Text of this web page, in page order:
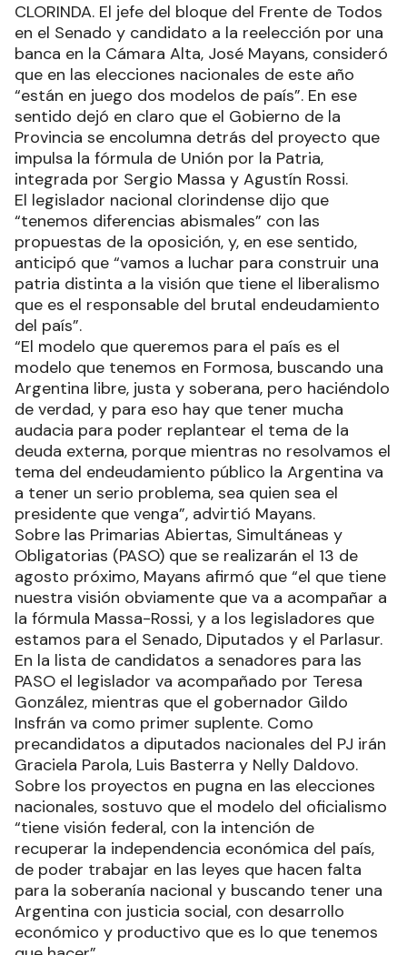
CLORINDA. El jefe del bloque del Frente de Todos
en el Senado y candidato a la reelección por una
banca en la Cámara Alta, José Mayans, consideró
que en las elecciones nacionales de este año
“están en juego dos modelos de país”. En ese
sentido dejó en claro que el Gobierno de la
Provincia se encolumna detrás del proyecto que
impulsa la fórmula de Unión por la Patria,
integrada por Sergio Massa y Agustín Rossi.
El legislador nacional clorindense dijo que
“tenemos diferencias abismales” con las
propuestas de la oposición, y, en ese sentido,
anticipó que “vamos a luchar para construir una
patria distinta a la visión que tiene el liberalismo
que es el responsable del brutal endeudamiento
del país”.
“El modelo que queremos para el país es el
modelo que tenemos en Formosa, buscando una
Argentina libre, justa y soberana, pero haciéndolo
de verdad, y para eso hay que tener mucha
audacia para poder replantear el tema de la
deuda externa, porque mientras no resolvamos el
tema del endeudamiento público la Argentina va
a tener un serio problema, sea quien sea el
presidente que venga”, advirtió Mayans.
Sobre las Primarias Abiertas, Simultáneas y
Obligatorias (PASO) que se realizarán el 13 de
agosto próximo, Mayans afirmó que “el que tiene
nuestra visión obviamente que va a acompañar a
la fórmula Massa-Rossi, y a los legisladores que
estamos para el Senado, Diputados y el Parlasur.
En la lista de candidatos a senadores para las
PASO el legislador va acompañado por Teresa
González, mientras que el gobernador Gildo
Insfrán va como primer suplente. Como
precandidatos a diputados nacionales del PJ irán
Graciela Parola, Luis Basterra y Nelly Daldovo.
Sobre los proyectos en pugna en las elecciones
nacionales, sostuvo que el modelo del oficialismo
“tiene visión federal, con la intención de
recuperar la independencia económica del país,
de poder trabajar en las leyes que hacen falta
para la soberanía nacional y buscando tener una
Argentina con justicia social, con desarrollo
económico y productivo que es lo que tenemos